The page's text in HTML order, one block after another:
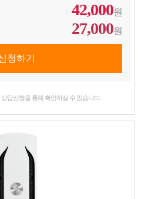
42,000원
27,000원
담신청을 통해 확인하실 수 있습니다.